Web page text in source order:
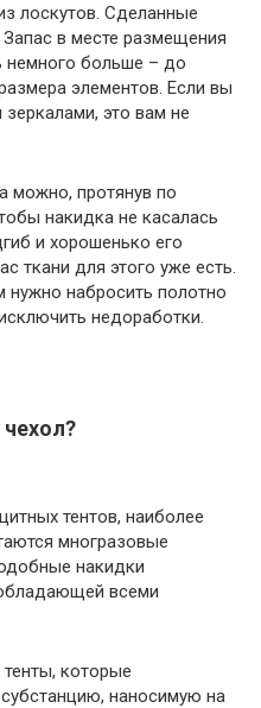
лоскутов. Сделанные
в месте размещения
больше – до
элементов. Если вы
это вам не
можно, протянув по
накидка не касалась
и хорошенько его
ткани для этого уже есть.
набросить полотно
недоработки.
тентов, наиболее
многразовые
накидки
всеми
которые
наносимую на